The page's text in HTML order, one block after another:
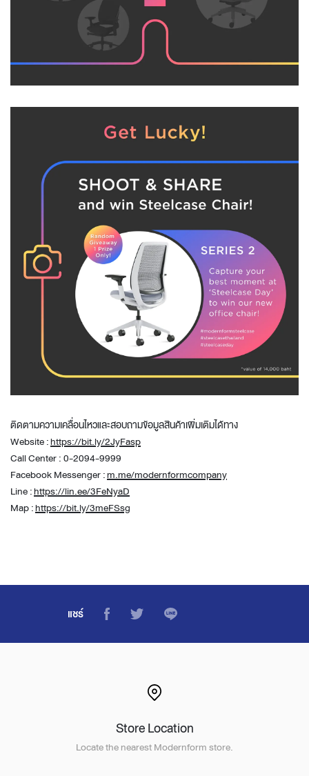
ติดตามความเคลื่อนไหวและสอบถามข้อมูลสินค้าเพิ่มเติมได้ทาง
Website :https://bit.ly/2JyFasp
Call Center : 0-2094-9999
Facebook Messenger :m.me/modernformcompany
Line :https://lin.ee/3FeNyaD
Map :https://bit.ly/3meFSsg
แชร์
Store Location
Locate the nearest Modernform store.